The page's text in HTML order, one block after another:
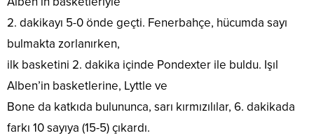
2. dakikayı 5-0 önde geçti. Fenerbahçe, hücumda sayı
bulmakta zorlanırken,
ilk basketini 2. dakika içinde Pondexter ile buldu. Işıl
Alben’in basketlerine, Lyttle ve
Bone da katkıda bulununca, sarı kırmızılılar, 6. dakikada
farkı 10 sayıya (15-5) çıkardı.